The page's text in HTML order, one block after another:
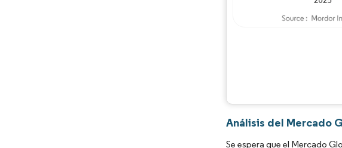
Análisis del Mercado
Se espera que el Mercado